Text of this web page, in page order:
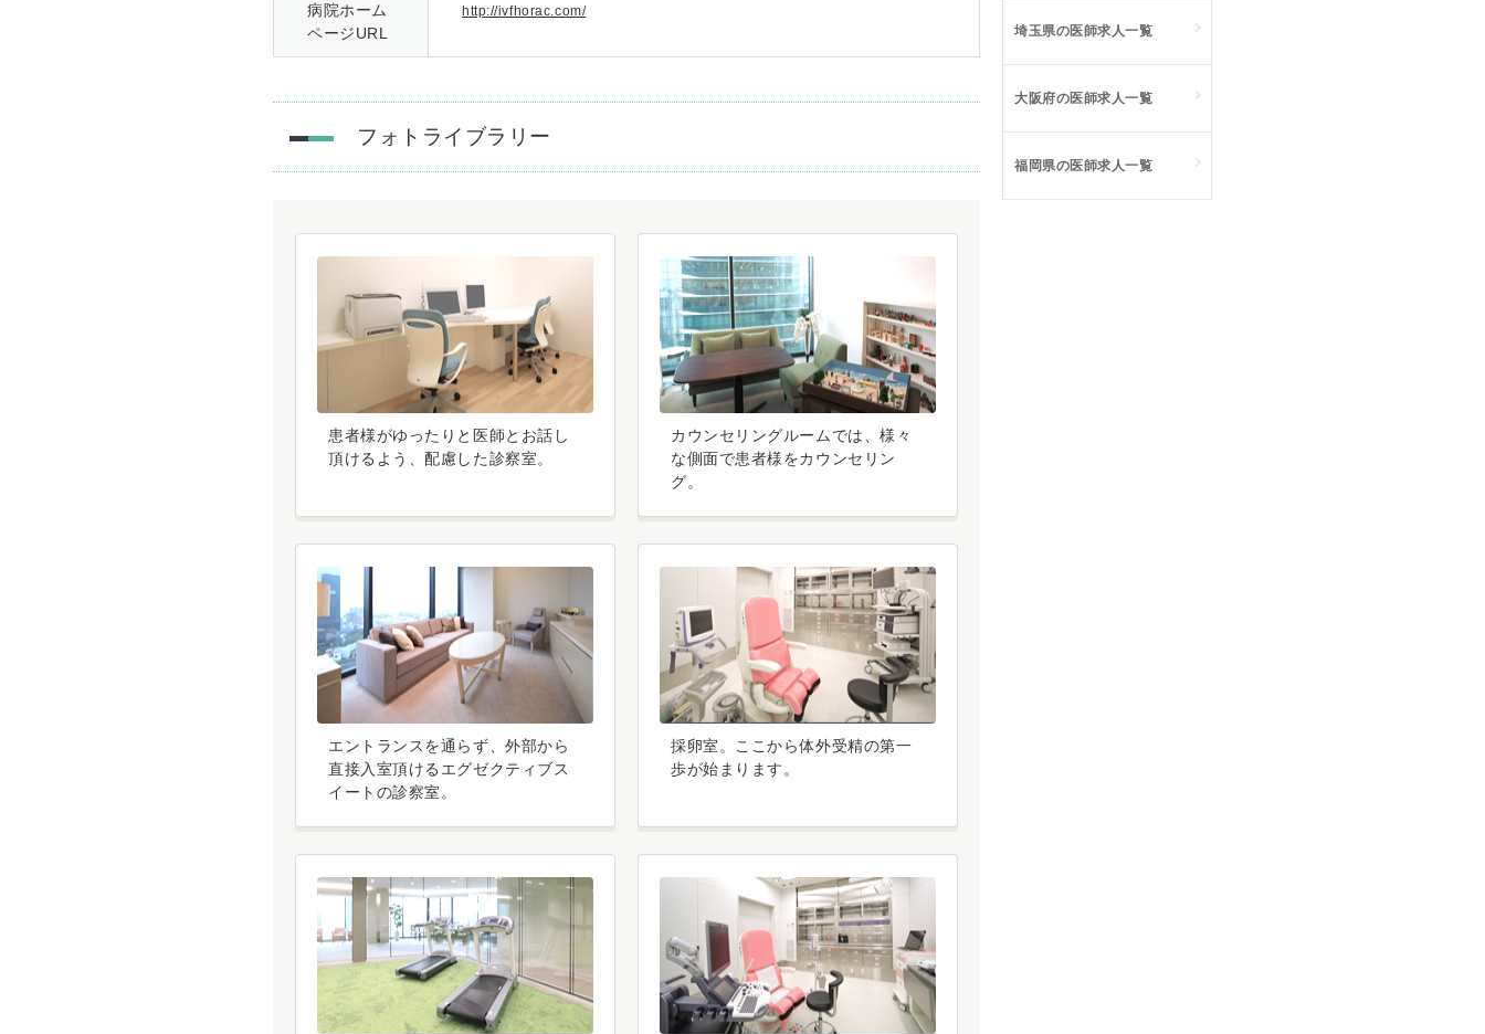
病院ホーム
ページURL
http://ivfhorac.com/
フォトライブラリー
患者様がゆったりと医師とお話し
頂けるよう、配慮した診察室。
カウンセリングルームでは、様々
な側面で患者様をカウンセリン
グ。
エントランスを通らず、外部から
直接入室頂けるエグゼクティブス
イートの診察室。
採卵室。ここから体外受精の第一
歩が始まります。
埼玉県の医師求人一覧
大阪府の医師求人一覧
福岡県の医師求人一覧